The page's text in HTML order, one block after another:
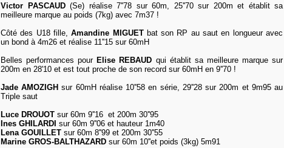
Victor PASCAUD(Se) réalise 7''78 sur 60m, 25''70 sur 200m et établit sa
meilleure marque au poids (7kg) avec 7m37 !
Côté des U18 fille,Amandine MIGUET bat son RP au saut en longueur avec
un bond à 4m26 et réalise 11''15 sur 60mH
Belles performances pour Elise REBAUD qui établit sa meilleure marque sur
200m en 28'10 et est tout proche de son record sur 60mH en 9''70 !
Jade AMOZIGH sur 60mH réalise 10''58 en série, 29''28 sur 200m et 9m95 au
Triple saut
Luce DROUOT sur 60m 9''16 et 200m 30''95
Ines GHILARDI sur 60m 9''06 et hauteur 1m40
Lena GOUILLET sur 60m 8''99 et 200m 30''55
Marine GROS-BALTHAZARD sur 60m 10''et poids (3kg) 5m91